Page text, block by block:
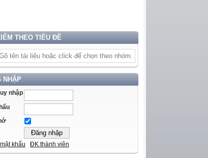
THEO TIÊU ĐỀ
NHẬP
nhập
khẩu ĐK thành viên